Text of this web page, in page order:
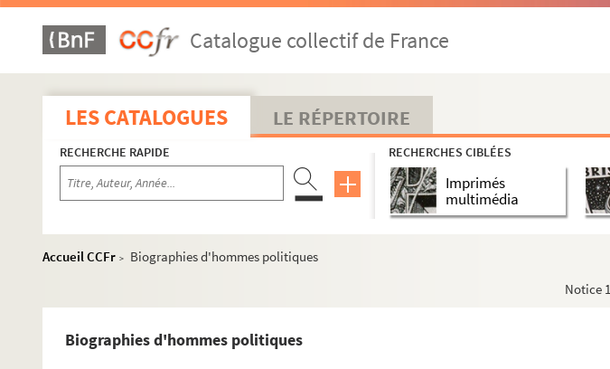
Catalogue collectif de France
LES CATALOGUES LE RÉPERTOIRE
RECHERCHE RAPIDE RECHERCHES CIBLÉES
Imprimés
multimédia
Accueil CCFr >
Biographies d'hommes politiques
Notice
Biographies d'hommes politiques